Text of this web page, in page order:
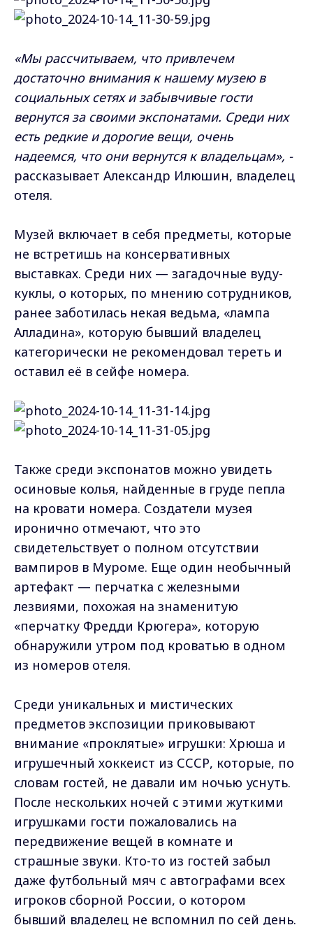
«Мы рассчитываем, что привлечем
достаточно внимания к нашему музею в
социальных сетях и забывчивые гости
вернутся за своими экспонатами. Среди них
есть редкие и дорогие вещи, очень
надеемся, что они вернутся к владельцам», -
рассказывает Александр Илюшин, владелец
отеля.
Музей включает в себя предметы, которые
не встретишь на консервативных
выставках. Среди них — загадочные вуду-
куклы, о которых, по мнению сотрудников,
ранее заботилась некая ведьма, «лампа
Алладина», которую бывший владелец
категорически не рекомендовал тереть и
оставил её в сейфе номера.
Также среди экспонатов можно увидеть
осиновые колья, найденные в груде пепла
на кровати номера. Создатели музея
иронично отмечают, что это
свидетельствует о полном отсутствии
вампиров в Муроме. Еще один необычный
артефакт — перчатка с железными
лезвиями, похожая на знаменитую
«перчатку Фредди Крюгера», которую
обнаружили утром под кроватью в одном
из номеров отеля.
Среди уникальных и мистических
предметов экспозиции приковывают
внимание «проклятые» игрушки: Хрюша и
игрушечный хоккеист из СССР, которые, по
словам гостей, не давали им ночью уснуть.
После нескольких ночей с этими жуткими
игрушками гости пожаловались на
передвижение вещей в комнате и
страшные звуки. Кто-то из гостей забыл
даже футбольный мяч с автографами всех
игроков сборной России, о котором
бывший владелец не вспомнил по сей день.